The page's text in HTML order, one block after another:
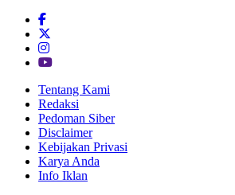
Tentang Kami
Redaksi
Pedoman Siber
Disclaimer
Kebijakan Privasi
Karya Anda
Info Iklan